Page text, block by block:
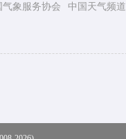
气象服务协会 中国天气频道